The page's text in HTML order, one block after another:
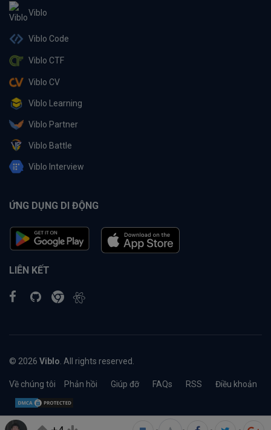
Viblo
Viblo Code
Viblo CTF
Viblo CV
Viblo Learning
Viblo Partner
Viblo Battle
Viblo Interview
ỨNG DỤNG DI ĐỘNG
LIÊN KẾT
© 2026 Viblo . All rights reserved.
Về chúng tôi Phản hồi Giúp đỡ FAQs RSS Điều khoản